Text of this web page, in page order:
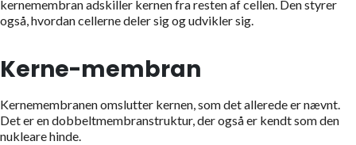
kernemembran adskiller kernen fra resten af cellen. Den styrer
også, hvordan cellerne deler sig og udvikler sig.
Kerne-membran
Kernemembranen omslutter kernen, som det allerede er nævnt.
Det er en dobbeltmembranstruktur, der også er kendt som den
nukleare hinde.